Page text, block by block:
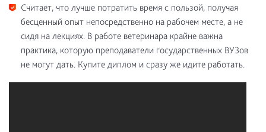
Считает, что лучше потратить время с пользой, получая
бесценный опыт непосредственно на рабочем месте, а не
сидя на лекциях. В работе ветеринара крайне важна
практика, которую преподаватели государственных ВУЗов
не могут дать. Купите диплом и сразу же идите работать.